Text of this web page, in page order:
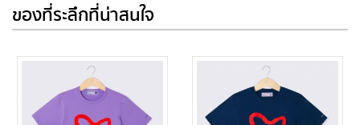
ของที่ระลึกที่น่าสนใจ